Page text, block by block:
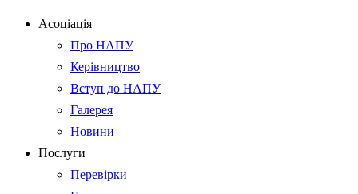
Асоціація
Про НАПУ
Керівництво
Вступ до НАПУ
Галерея
Новини
Послуги
Перевірки